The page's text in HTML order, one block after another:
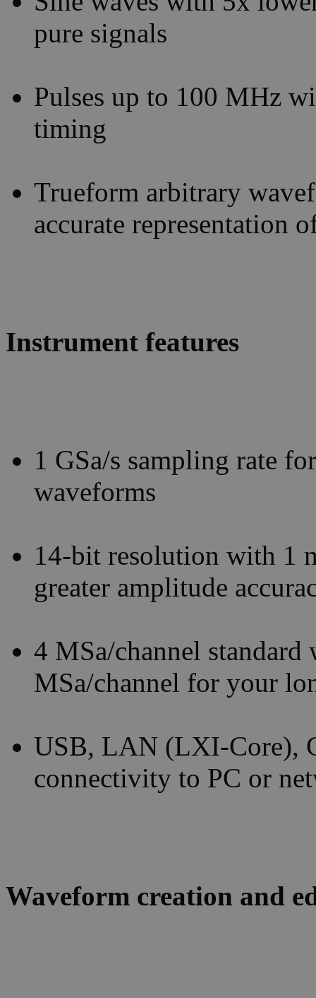
pure signals
Pulses up to 100 MHz
timing
Trueform arbitrary
accurate representation
Instrument features
1 GSa/s sampling rate
waveforms
14-bit resolution with 1
greater amplitude
4 MSa/channel
MSa/channel for your
USB, LAN (LXI-Core),
connectivity to PC or
Waveform creation and